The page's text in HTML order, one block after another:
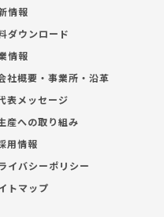
情報
ダウンロード
情報
社概要・事業所・沿革
表メッセージ
産への取り組み
用情報
イバシーポリシー
トマップ